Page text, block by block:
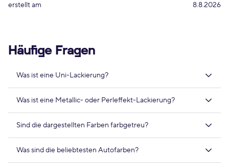
erstellt am 8.8.2026
Häufige Fragen
Was ist eine Uni-Lackierung?
Was ist eine Metallic- oder Perleffekt-Lackierung?
Sind die dargestellten Farben farbgetreu?
Was sind die beliebtesten Autofarben?